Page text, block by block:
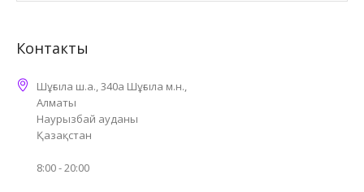
Контакты
Шұғыла ш.а., 340а Шұғыла м.н.,
Алматы
Наурызбай ауданы
Қазақстан
8:00 - 20:00